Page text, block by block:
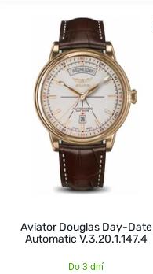
Aviator Douglas Day-Date
Automatic V.3.20.1.147.4
Do 3 dní